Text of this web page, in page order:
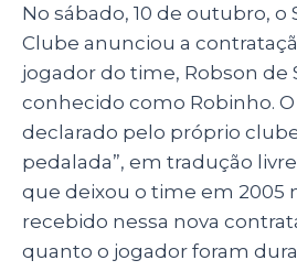
a
ts
A
p
p
c
e
b
o
o
k
k
e
dI
n
a
re
No sábado, 10 de outubro, o
Clube anunciou a
jogador do time, Robson de
conhecido como Robinho.
declarado pelo próprio
pedalada”, em tradução
que deixou o time em 2005
recebido nessa nova
quanto o jogador foram